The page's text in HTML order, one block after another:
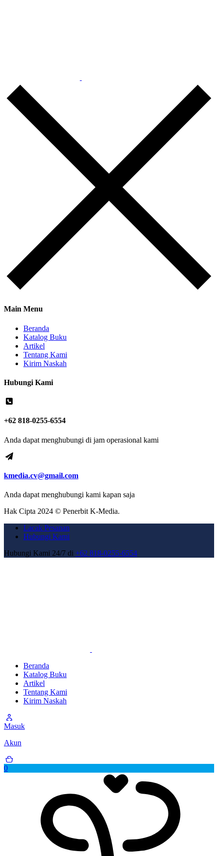
Main Menu
Beranda
Katalog Buku
Artikel
Tentang Kami
Kirim Naskah
Hubungi Kami
+62 818-0255-6554
Anda dapat menghubungi di jam operasional kami
kmedia.cv@gmail.com
Anda dapat menghubungi kami kapan saja
Hak Cipta 2024 © Penerbit K-Media.
Lacak Pesanan
Hubungi Kami
Hubungi Kami 24/7 di +62 818-0255-6554
Beranda
Katalog Buku
Artikel
Tentang Kami
Kirim Naskah
Masuk
Akun
0